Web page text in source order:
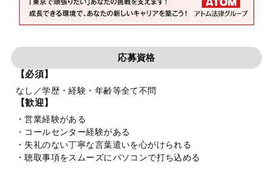
応募資格
【必須】
なし／学歴・経験・年齢等全て不問
【歓迎】
・営業経験がある
・コールセンター経験がある
・失礼のない丁寧な言葉遣いを心がけられる
・聴取事項をスムーズにパソコンで打ち込める